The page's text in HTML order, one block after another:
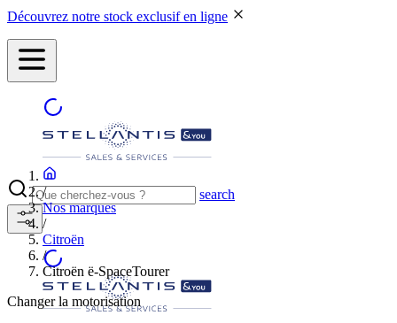
Découvrez notre stock exclusif en ligne
search
/
Nos marques
/
Citroën
/
Citroën ë-SpaceTourer
Changer la motorisation